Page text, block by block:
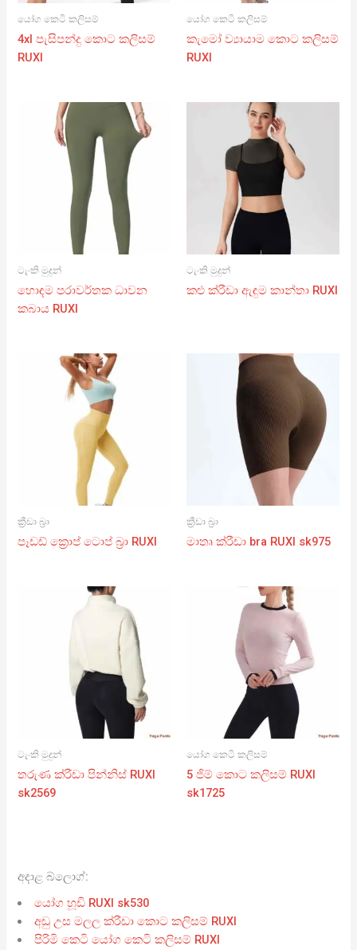
යෝග කෙටි කලිසම්
4xl පැසිපන්දු කොට කලිසම්
RUXI
යෝග කෙටි කලිසම්
කැමෝ ව්‍යායාම කොට කලිසම්
RUXI
ටැංකි මුදුන්
හොඳම පරාවර්තක ධාවන
කබාය RUXI
ටැංකි මුදුන්
කළු ක්රීඩා ඇඳුම කාන්තා RUXI
ක්‍රීඩා බ්‍රා
පෑඩඩ් ක්‍රොප් ටොප් බ්‍රා RUXI
ක්‍රීඩා බ්‍රා
මාතෘ ක්රීඩා bra RUXI sk975
ටැංකි මුදුන්
තරුණ ක්රීඩා පින්නිස් RUXI
sk2569
යෝග කෙටි කලිසම්
5 ජිම් කොට කලිසම් RUXI
sk1725
අදාළ බ්ලොග්:
යෝග හූඩි RUXI sk530
අඩු උස මලල ක්රීඩා කොට කලිසම් RUXI
පිරිමි කෙටි යෝග කෙටි කලිසම් RUXI